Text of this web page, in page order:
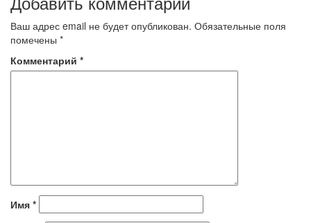
Ваш адрес email не будет опубликован. Обязательные поля
помечены *
Комментарий *
Имя *